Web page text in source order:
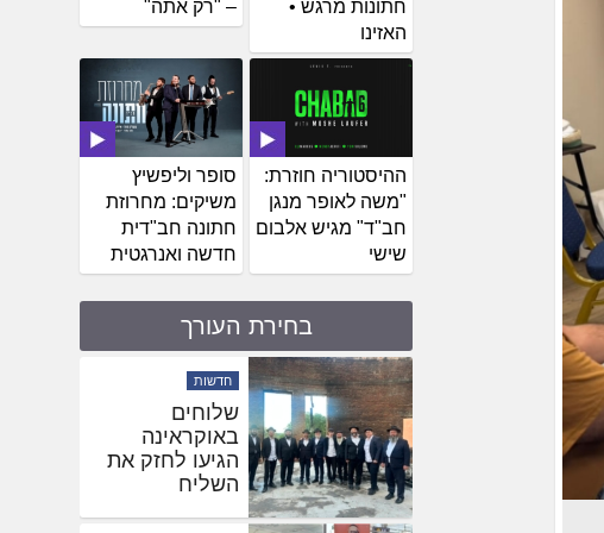
– "רק אתה"
חתונות מרגש •
האזינו
סופר וליפשיץ
משיקים: מחרוזת
חתונה חב"דית
חדשה ואנרגטית
ההיסטוריה חוזרת:
"משה לאופר מנגן
חב"ד" מגיש אלבום
שישי
בחירת העורך
חדשות
שלוחים
באוקראינה
הגיעו לחזק את
השליח